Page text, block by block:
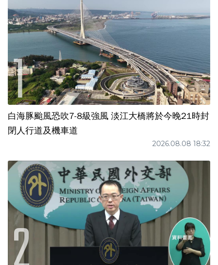
白海豚颱風恐吹7-8級強風 淡江大橋將於今晚21時封
閉人行道及機車道
2026.08.08 18:32